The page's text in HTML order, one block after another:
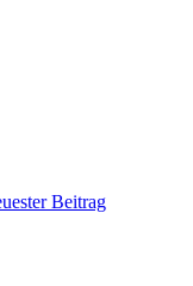
Beitrag